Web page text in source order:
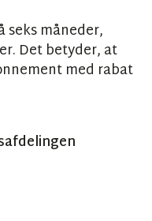
seks måneder,
Det betyder, at
med rabat